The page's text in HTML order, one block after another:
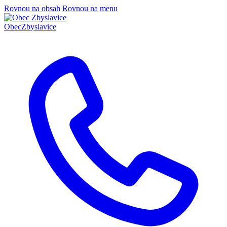
Rovnou na obsah Rovnou na menu
ObecZbyslavice